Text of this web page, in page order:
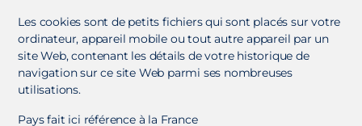
Les cookies sont de petits fichiers qui sont placés sur votre
ordinateur, appareil mobile ou tout autre appareil par un
site Web, contenant les détails de votre historique de
navigation sur ce site Web parmi ses nombreuses
utilisations.
Pays fait ici référence à la France